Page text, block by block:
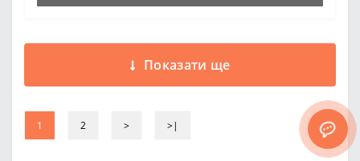
Показати ще
1 2 > >|